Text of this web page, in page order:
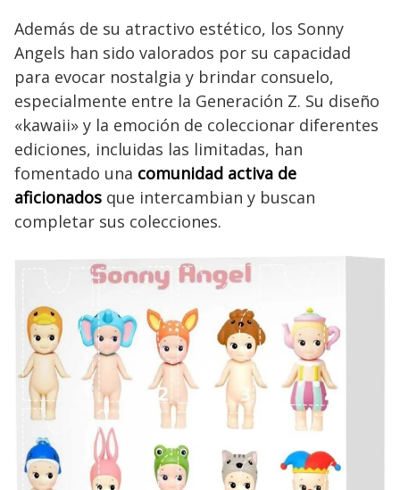
Además de su atractivo estético, los Sonny
Angels han sido valorados por su capacidad
para evocar nostalgia y brindar consuelo,
especialmente entre la Generación Z. Su diseño
«kawaii» y la emoción de coleccionar diferentes
ediciones, incluidas las limitadas, han
fomentado una comunidad activa de
aficionados que intercambian y buscan
completar sus colecciones.